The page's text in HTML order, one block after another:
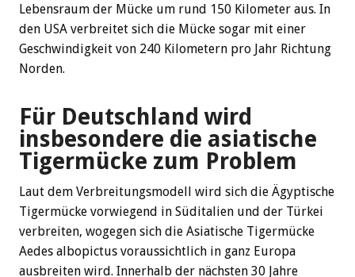
Lebensraum der Mücke um rund 150 Kilometer aus. In
den USA verbreitet sich die Mücke sogar mit einer
Geschwindigkeit von 240 Kilometern pro Jahr Richtung
Norden.
Für Deutschland wird
insbesondere die asiatische
Tigermücke zum Problem
Laut dem Verbreitungsmodell wird sich die Ägyptische
Tigermücke vorwiegend in Süditalien und der Türkei
verbreiten, wogegen sich die Asiatische Tigermücke
Aedes albopictus voraussichtlich in ganz Europa
ausbreiten wird. Innerhalb der nächsten 30 Jahre